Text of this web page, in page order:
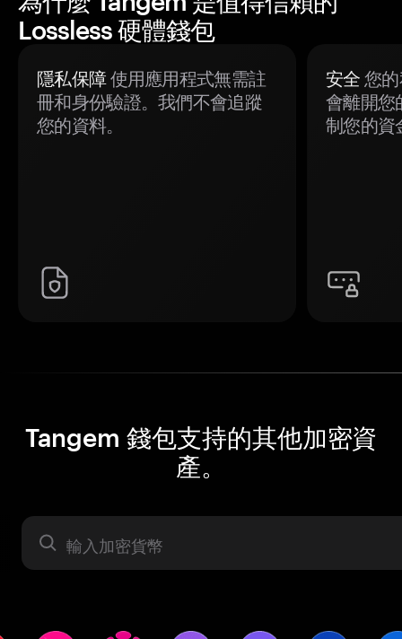
Lossless 硬體錢包
隱私保障使用應用程式無需註
冊和身份驗證。我們不會追蹤
您的資料。
安全 您
會離開您
制您的資
Tangem 錢包支持的其他加密資
產。
資產